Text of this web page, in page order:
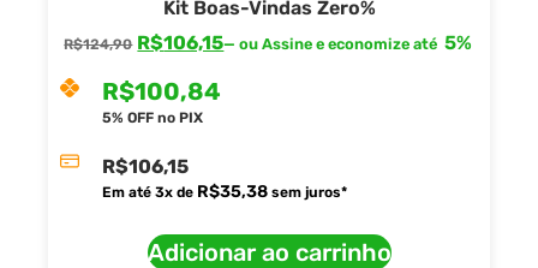
Kit Boas-Vindas Zero%
R$124,90 R$106,15— ou Assine e economize até 5%
R$100,84
5% OFF no PIX
R$106,15
Em até 3x de R$35,38 sem juros*
Adicionar ao carrinho